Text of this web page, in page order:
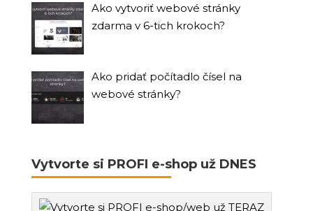
Ako vytvoriť webové stránky
zdarma v 6-tich krokoch?
Ako pridať počítadlo čísel na
webové stránky?
Vytvorte si PROFI e-shop už DNES